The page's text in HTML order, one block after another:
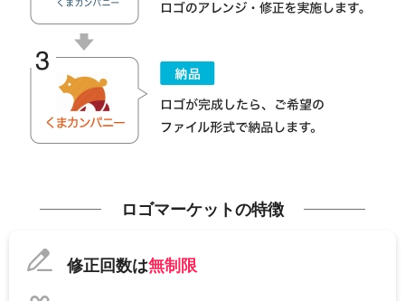
ロゴマーケットの特徴
修正回数は無制限